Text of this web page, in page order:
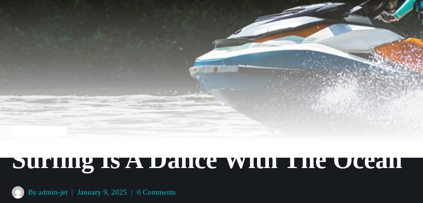
Surfing Is A Dance With The Ocean
Byadmin-jet January 9, 2025 0 Comments